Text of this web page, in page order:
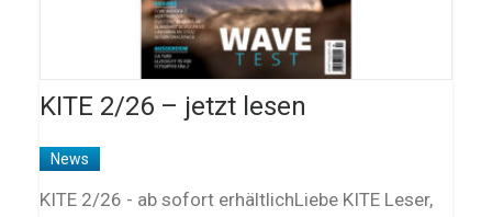
KITE 2/26 – jetzt lesen
News
KITE 2/26 - ab sofort erhältlichLiebe KITE Leser,